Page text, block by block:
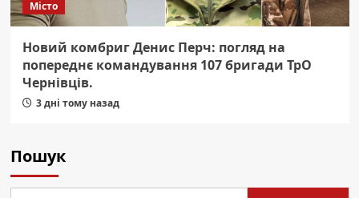
Місто
Новий комбриг Денис Перч: погляд на
попереднє командування 107 бригади ТрО
Чернівців.
3 дні тому назад
Пошук